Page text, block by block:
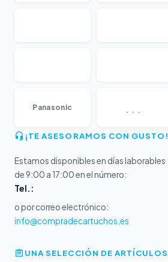
Panasonic ...
¡TE ASESORAMOS CON GUSTO!
Estamos disponibles en días laborables
de 9:00 a 17:00 en el número:
Tel.:
o por correo electrónico:
info@compradecartuchos.es
UNA SELECCIÓN DE ARTÍCULOS